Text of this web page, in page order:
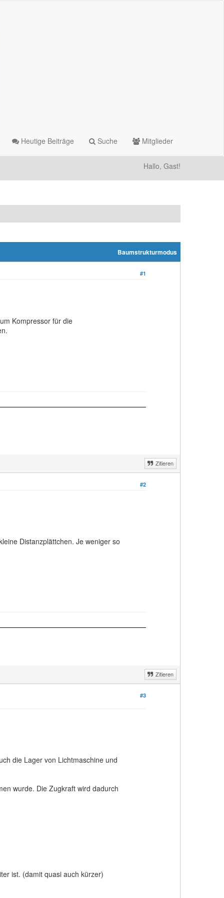
Heutige Beiträge Suche Mitglieder
Hallo, Gast!
Baumstrukturmodus
#1
Kompressor für die
Zitieren
#2
Distanzplättchen. Je weniger so
Zitieren
#3
die Lager von Lichtmaschine und
wurde. Die Zugkraft wird dadurch
ist. (damit quasi auch kürzer)